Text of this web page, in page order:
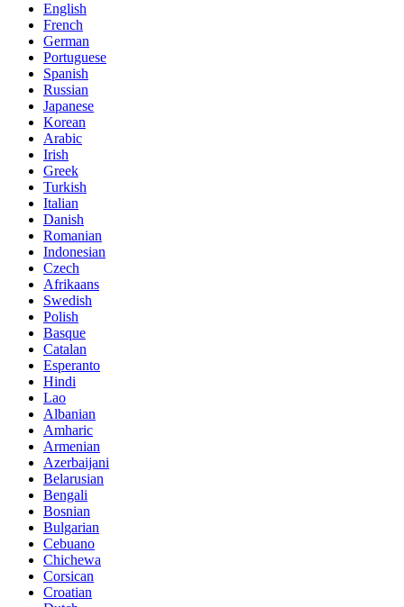
English
French
German
Portuguese
Spanish
Russian
Japanese
Korean
Arabic
Irish
Greek
Turkish
Italian
Danish
Romanian
Indonesian
Czech
Afrikaans
Swedish
Polish
Basque
Catalan
Esperanto
Hindi
Lao
Albanian
Amharic
Armenian
Azerbaijani
Belarusian
Bengali
Bosnian
Bulgarian
Cebuano
Chichewa
Corsican
Croatian